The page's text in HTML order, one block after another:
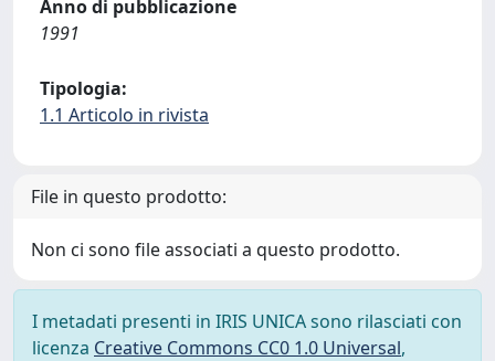
Anno di pubblicazione
1991
Tipologia:
1.1 Articolo in rivista
File in questo prodotto:
Non ci sono file associati a questo prodotto.
I metadati presenti in IRIS UNICA sono rilasciati con
licenza Creative Commons CC0 1.0 Universal,